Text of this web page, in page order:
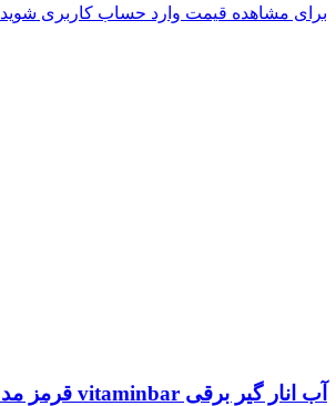
برای مشاهده قیمت وارد حساب کاربری شوید
آب انار گیر برقی vitaminbar قرمز مدل pj